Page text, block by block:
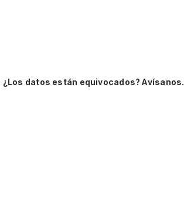
¿Los datos están equivocados? Avísanos.